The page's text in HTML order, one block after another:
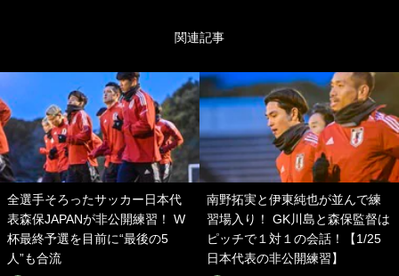
関連記事
全選手そろったサッカー日本代
表森保JAPANが非公開練習！ W
杯最終予選を目前に“最後の5
人”も合流
南野拓実と伊東純也が並んで練
習場入り！ GK川島と森保監督は
ピッチで１対１の会話！【1/25
日本代表の非公開練習】